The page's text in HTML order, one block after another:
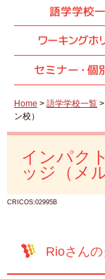
語学学校
ワーキングホ
セミナー・ 個
Home > 語学学校一覧
ン校）
インパク
ッジ（メ
CRICOS:02995B
Rioさん